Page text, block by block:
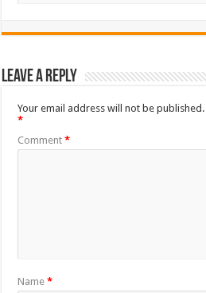
Leave a Reply
Your email address will not be published.
*
Comment*
Name*